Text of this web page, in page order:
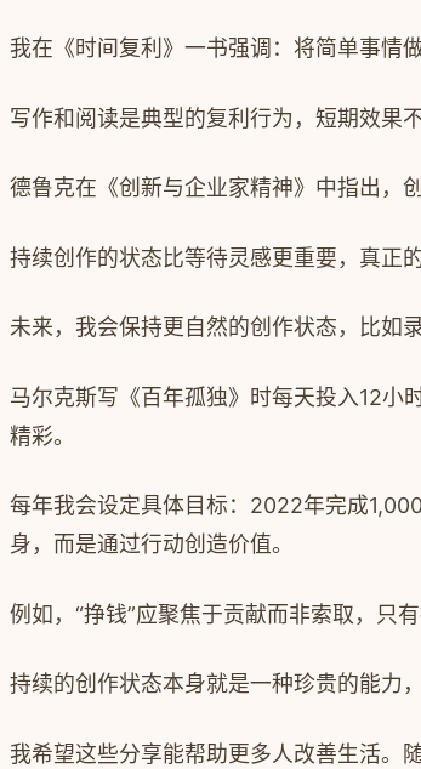
我在《时间复利》一书强调：将简单事情
写作和阅读是典型的复利行为，短期效果
德鲁克在《创新与企业家精神》中指出，
持续创作的状态比等待灵感更重要，真正
未来，我会保持更自然的创作状态，比如
马尔克斯写《百年孤独》时每天投入12小
精彩。
每年我会设定具体目标：2022年完成
身，而是通过行动创造价值。
例如，“挣钱”应聚焦于贡献而非索取，只
持续的创作状态本身就是一种珍贵的能力
我希望这些分享能帮助更多人改善生活。